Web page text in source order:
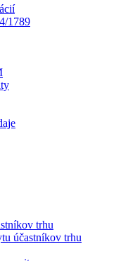
1789
trhu
účastníkov trhu